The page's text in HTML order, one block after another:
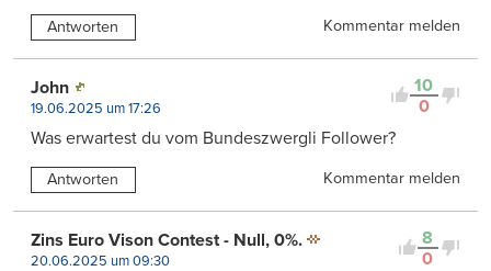
Antworten Kommentar melden
10
0
John
19.06.2025 um 17:26
Was erwartest du vom Bundeszwergli Follower?
Antworten Kommentar melden
8
0
Zins Euro Vison Contest - Null, 0%.
20.06.2025 um 09:30